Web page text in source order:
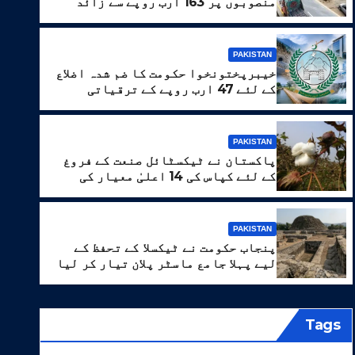
ترقیاتی پروگرام کا منصوبہ
WEB DESK
PAKISTAN
خیبرپختونخوا حکومت کا ضم شدہ اضلاع
کے لئے 47 ارب روپے کے ترقیاتی
PAKISTAN
پاکستان نے ٹیکسٹائل صنعت کے فروغ
کے لئے کپاس کی 14 اعلیٰ معیار کی
PAKISTAN
پنجاب حکومت نے ٹیکسلا کے تحفظ کے
لیے پہلا جامع ماسٹر پلان تیار کر لیا
Tags